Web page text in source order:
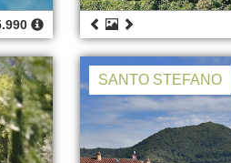
SANTO STEFANO